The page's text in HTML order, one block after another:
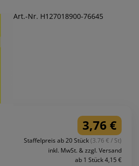
Art.-Nr. H127018900-76645
3,76 €
Staffelpreis ab 20 Stück(3.76 € / St)
inkl. MwSt. & zzgl. Versand
ab 1 Stück 4,15 €